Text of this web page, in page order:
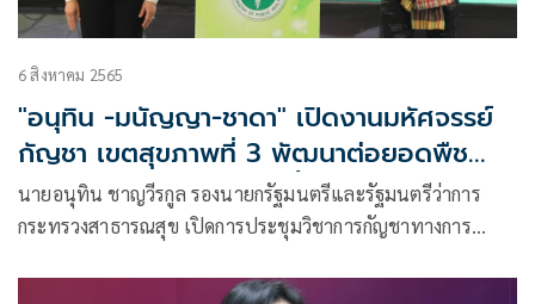
6 สิงหาคม 2565
"อนุทิน -มนัญญา-ชาดา" เปิดงานมหัศจรรย์
กัญชา เขตสุขภาพที่ 3 พัฒนาต่อยอดพืช
กัญชาเป็นโปรดักส์แชมป์เปี้ยน เพิ่มมูลค่าทาง
เศรษฐกิจ สร้างรายได้สู่ชุมชน คนร่วมงานนับ
นายอนุทิน ชาญวีรกูล รองนายกรัฐมนตรีและรัฐมนตรีว่าการ
กระทรวงสาธารณสุข เปิดการประชุมวิชาการกัญชาทางการ
ชง ความมั่นคงทางสุขภาพและเศรษฐกิจของชาติ” และมอบต้น